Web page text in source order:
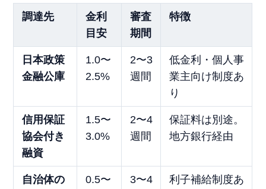
調達先
金利
目安
審査
期間
特徴
日本政策
金融公庫
1.0〜
2.5%
2〜3
週間
低金利・個人事
業主向け制度あ
り
信用保証
協会付き
融資
1.5〜
3.0%
2〜4
週間
保証料は別途。
地方銀行経由
自治体の
0.5〜
3〜4
利子補給制度あ